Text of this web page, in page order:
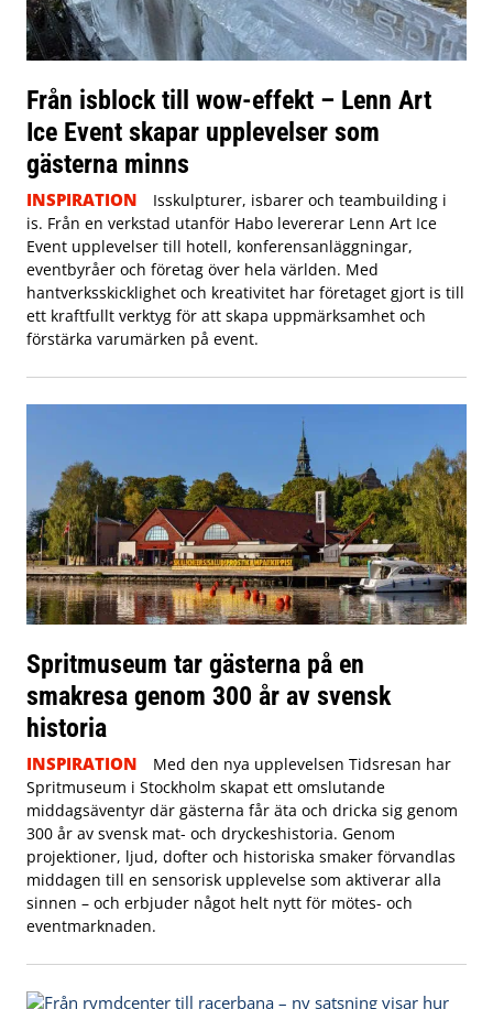
Från isblock till wow-effekt – Lenn Art
Ice Event skapar upplevelser som
gästerna minns
INSPIRATION
Isskulpturer, isbarer och teambuilding i
is. Från en verkstad utanför Habo levererar Lenn Art Ice
Event upplevelser till hotell, konferensanläggningar,
eventbyråer och företag över hela världen. Med
hantverksskicklighet och kreativitet har företaget gjort is till
ett kraftfullt verktyg för att skapa uppmärksamhet och
förstärka varumärken på event.
Spritmuseum tar gästerna på en
smakresa genom 300 år av svensk
historia
INSPIRATION
Med den nya upplevelsen Tidsresan har
Spritmuseum i Stockholm skapat ett omslutande
middagsäventyr där gästerna får äta och dricka sig genom
300 år av svensk mat- och dryckeshistoria. Genom
projektioner, ljud, dofter och historiska smaker förvandlas
middagen till en sensorisk upplevelse som aktiverar alla
sinnen – och erbjuder något helt nytt för mötes- och
eventmarknaden.